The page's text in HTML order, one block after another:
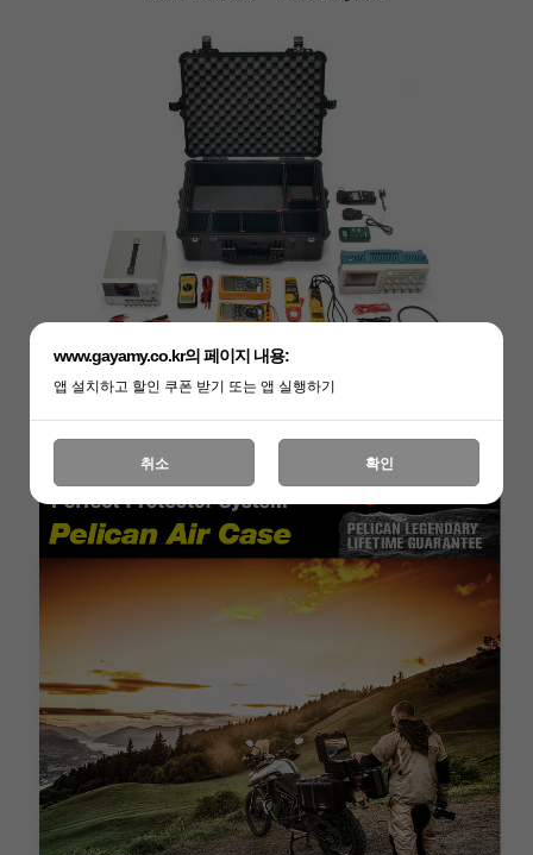
www.gayamy.co.kr의 페이지 내용:
앱 설치하고 할인 쿠폰 받기 또는 앱 실행하기
취소 확인